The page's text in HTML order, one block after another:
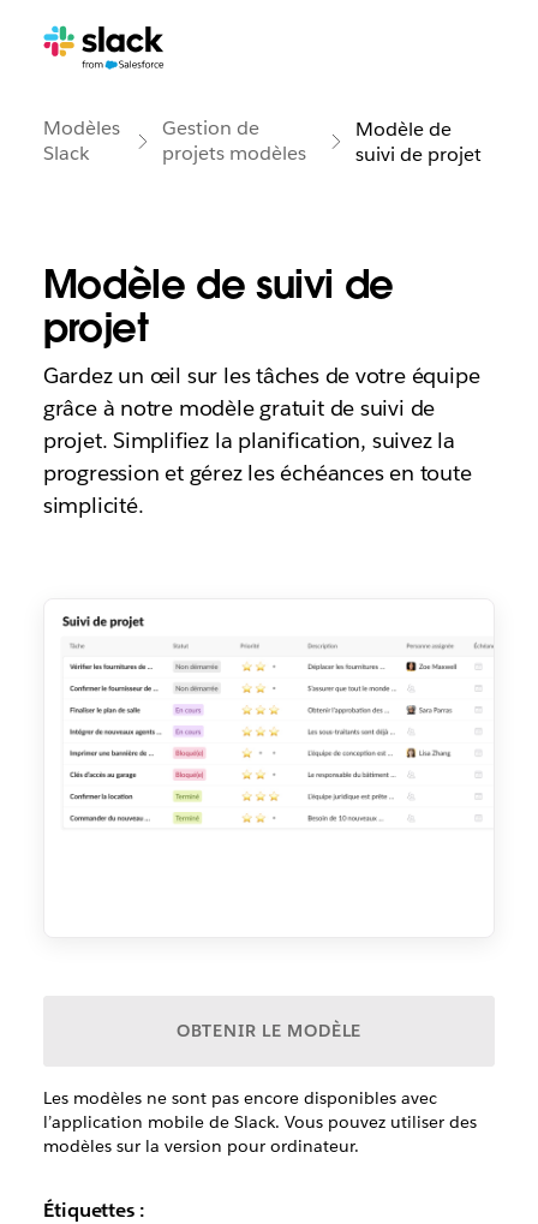
Modèles
Slack
Gestion de
projets modèles
Modèle de
suivi de projet
Modèle de suivi de
projet
Gardez un œil sur les tâches de votre équipe
grâce à notre modèle gratuit de suivi de
projet. Simplifiez la planification, suivez la
progression et gérez les échéances en toute
simplicité.
OBTENIR LE MODÈLE
Les modèles ne sont pas encore disponibles avec
l’application mobile de Slack. Vous pouvez utiliser des
modèles sur la version pour ordinateur.
Étiquettes :